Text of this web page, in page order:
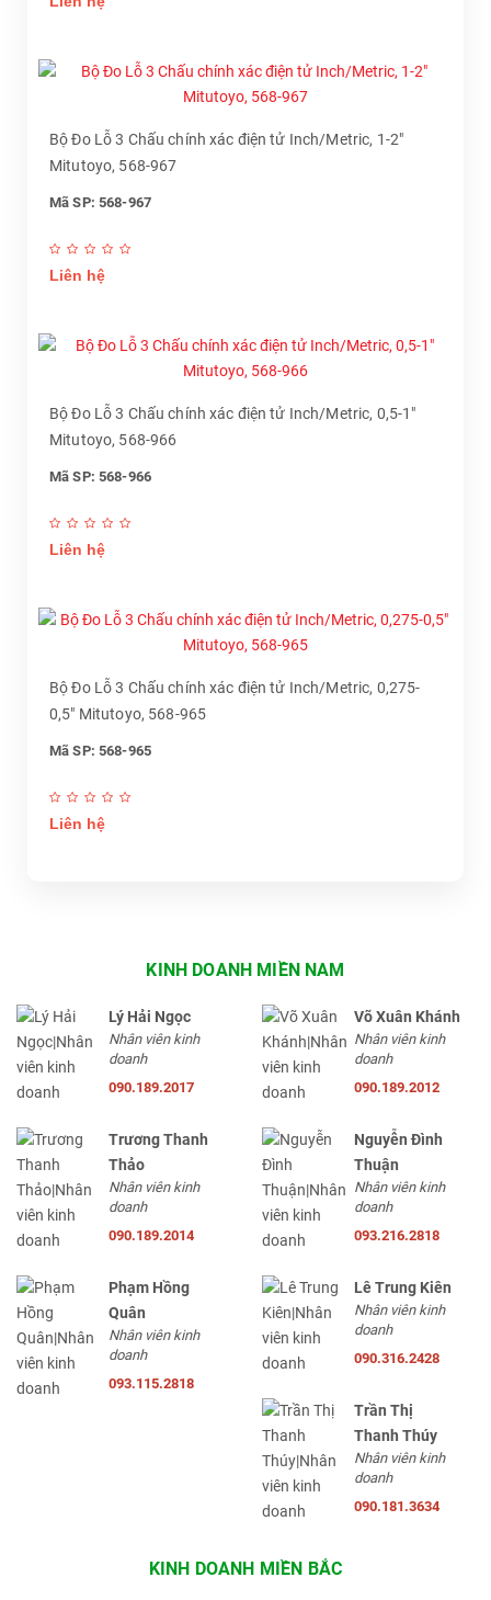
Bộ Đo Lỗ 3 Chấu chính xác điện tử Inch/Metric, 1-2"
Mitutoyo, 568-967
Mã SP: 568-967
Liên hệ
Bộ Đo Lỗ 3 Chấu chính xác điện tử Inch/Metric, 0,5-1"
Mitutoyo, 568-966
Mã SP: 568-966
Liên hệ
Bộ Đo Lỗ 3 Chấu chính xác điện tử Inch/Metric, 0,275-
0,5" Mitutoyo, 568-965
Mã SP: 568-965
Liên hệ
KINH DOANH MIỀN NAM
Lý Hải Ngọc
Nhân viên kinh
doanh
090.189.2017
Võ Xuân Khánh
Nhân viên kinh
doanh
090.189.2012
Trương Thanh
Thảo
Nhân viên kinh
doanh
090.189.2014
Nguyễn Đình
Thuận
Nhân viên kinh
doanh
093.216.2818
Phạm Hồng
Quân
Nhân viên kinh
doanh
093.115.2818
Lê Trung Kiên
Nhân viên kinh
doanh
090.316.2428
Trần Thị
Thanh Thúy
Nhân viên kinh
doanh
090.181.3634
KINH DOANH MIỀN BẮC